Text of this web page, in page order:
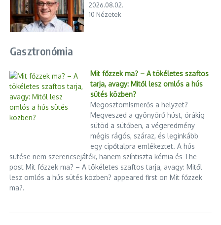
2026.08.02.
10 Nézetek
Gasztronómia
Mit főzzek ma? – A tökéletes szaftos
tarja, avagy: Mitől lesz omlós a hús
sütés közben?
MegosztomIsmerős a helyzet?
Megveszed a gyönyörű húst, órákig
sütöd a sütőben, a végeredmény
mégis rágós, száraz, és leginkább
egy cipőtalpra emlékeztet. A hús
sütése nem szerencsejáték, hanem színtiszta kémia és The
post Mit főzzek ma? – A tökéletes szaftos tarja, avagy: Mitől
lesz omlós a hús sütés közben? appeared first on Mit főzzek
ma?.